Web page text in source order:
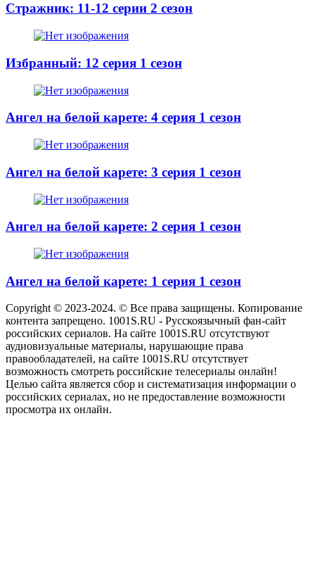
Стражник: 11-12 серии 2 сезон
Избранный: 12 серия 1 сезон
Ангел на белой карете: 4 серия 1 сезон
Ангел на белой карете: 3 серия 1 сезон
Ангел на белой карете: 2 серия 1 сезон
Ангел на белой карете: 1 серия 1 сезон
Copyright © 2023-2024. © Все права защищены. Копирование
контента запрещено. 1001S.RU - Русскоязычный фан-сайт
российских сериалов. На сайте 1001S.RU отсутствуют
аудиовизуальные материалы, нарушающие права
правообладателей, на сайте 1001S.RU отсутствует
возможность смотреть российские телесериалы онлайн!
Целью сайта является сбор и систематизация информации о
российских сериалах, но не предоставление возможности
просмотра их онлайн.